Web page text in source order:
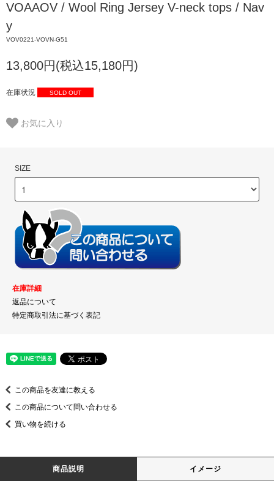
VOAAOV / Wool Ring Jersey V-neck tops / Nav
y
VOV0221-VOVN-G51
13,800円(税込15,180円)
在庫状況 SOLD OUT
お気に入り
SIZE
在庫詳細
返品について
特定商取引法に基づく表記
この商品を友達に教える
この商品について問い合わせる
買い物を続ける
商品説明 イメージ